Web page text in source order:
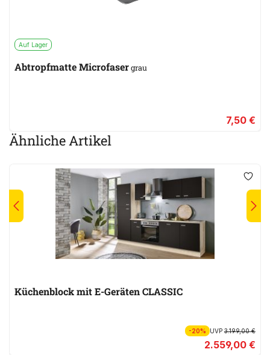
Auf Lager
Abtropfmatte Microfasergrau
7,50 €
Ähnliche Artikel
Küchenblock mit E-Geräten CLASSIC
-20% UVP3.199,00 €
2.559,00 €